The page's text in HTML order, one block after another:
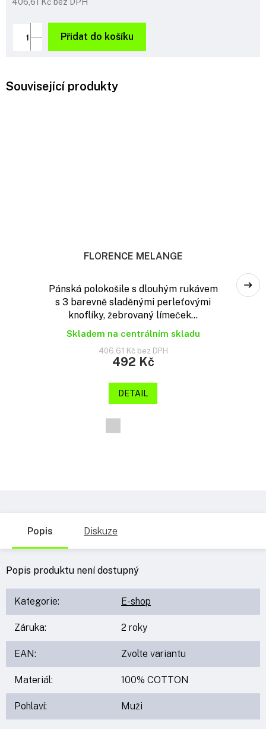
cena:
Přidat do košíku
Související produkty
FLORENCE MELANGE
Pánská polokošile s dlouhým rukávem
s 3 barevně sladěnými perleťovými
knoflíky, žebrovaný límeček...
Skladem na centrálním skladu
406,61 Kč bez DPH
492 Kč
DETAIL
Popis Diskuze
Popis produktu není dostupný
Kategorie: E-shop
Záruka: 2 roky
EAN: Zvolte variantu
Materiál: 100% COTTON
Pohlaví: Muži